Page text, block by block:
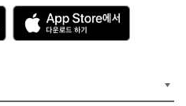
A
p
p